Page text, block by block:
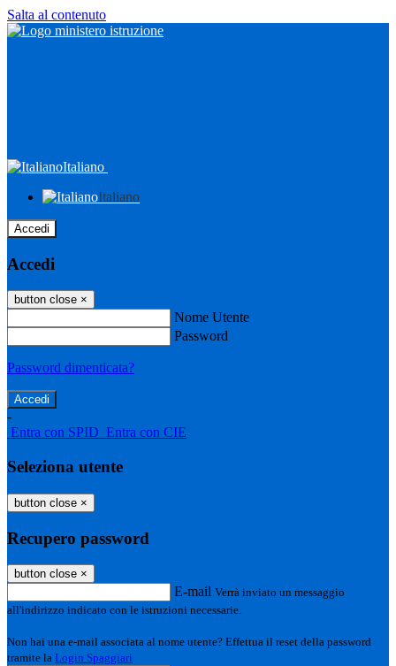
Salta al contenuto
Italiano
Italiano
Accedi
Accedi
button close ×
Nome Utente
Password
Password dimenticata?
-
Entra con SPID Entra con CIE
Seleziona utente
button close ×
Recupero password
button close ×
E-mail Verrà inviato un messaggio
all'indirizzo indicato con le istruzioni necessarie.
Non hai una e-mail associata al nome utente? Effettua il reset della password
tramite la Login Spaggiari